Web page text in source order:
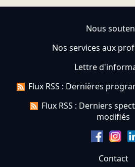
Nous
Nos services aux
Lettre
Flux RSS : Dernières
Flux RSS : Derniers
modifiés
Contact